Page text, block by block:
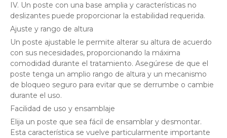
IV. Un poste con una base amplia y características no
deslizantes puede proporcionar la estabilidad requerida.
Ajuste y rango de altura
Un poste ajustable le permite alterar su altura de acuerdo
con sus necesidades, proporcionando la máxima
comodidad durante el tratamiento. Asegúrese de que el
poste tenga un amplio rango de altura y un mecanismo
de bloqueo seguro para evitar que se derrumbe o cambie
durante el uso.
Facilidad de uso y ensamblaje
Elija un poste que sea fácil de ensamblar y desmontar.
Esta característica se vuelve particularmente importante